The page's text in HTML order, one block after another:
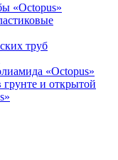
«Octopus»
труб
«Octopus»
грунте и открытой